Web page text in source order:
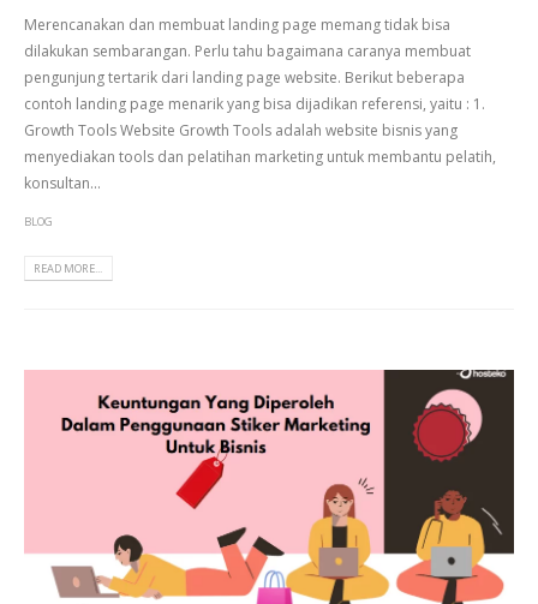
Merencanakan dan membuat landing page memang tidak bisa
dilakukan sembarangan. Perlu tahu bagaimana caranya membuat
pengunjung tertarik dari landing page website. Berikut beberapa
contoh landing page menarik yang bisa dijadikan referensi, yaitu : 1.
Growth Tools Website Growth Tools adalah website bisnis yang
menyediakan tools dan pelatihan marketing untuk membantu pelatih,
konsultan...
BLOG
READ MORE...